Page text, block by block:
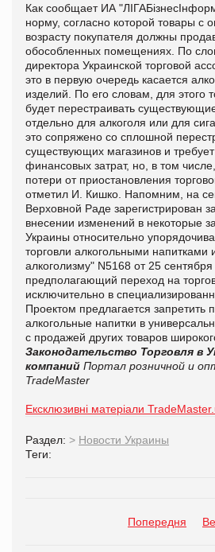
Как сообщает ИА
норму, согласно которой товары с
возрасту покупателя должны
обособленных помещениях. По
директора Украинской торговой
это в первую очередь касается
изделий. По его словам, для этого
будет перестраивать
отдельно для алкоголя или для
это сопряжено со сплошной
существующих магазинов и
финансовых затрат, но, в том
потери от приостановления
отметил И. Кишко. Напомним, на
Верховной Раде зарегистрирован
внесении изменений в некоторые
Украины относительно
торговли алкогольными напитками
алкоголизму" N5168 от 25 сентября
предполагающий переход на
исключительно в
Проектом предлагается запретить
алкогольные напитки в
с продажей других товаров
Законодательство Торговля в
компаний Портал розничной и
TradeMaster
Ексклюзивні матеріали
Раздел: > Новости Украины
Теги:
Попередня